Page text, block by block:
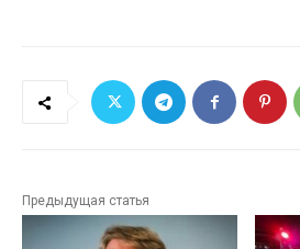
Предыдущая статья